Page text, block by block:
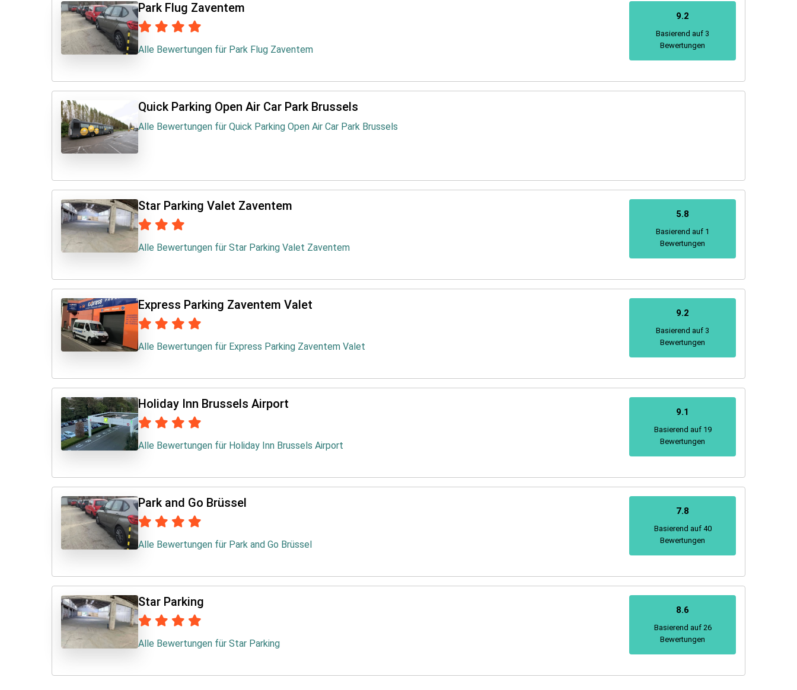
Park Flug Zaventem
Alle Bewertungen für Park Flug Zaventem
9.2
Basierend auf 3
Bewertungen
Quick Parking Open Air Car Park Brussels
Alle Bewertungen für Quick Parking Open Air Car Park Brussels
Star Parking Valet Zaventem
Alle Bewertungen für Star Parking Valet Zaventem
5.8
Basierend auf 1
Bewertungen
Express Parking Zaventem Valet
Alle Bewertungen für Express Parking Zaventem Valet
9.2
Basierend auf 3
Bewertungen
Holiday Inn Brussels Airport
Alle Bewertungen für Holiday Inn Brussels Airport
9.1
Basierend auf 19
Bewertungen
Park and Go Brüssel
Alle Bewertungen für Park and Go Brüssel
7.8
Basierend auf 40
Bewertungen
Star Parking
Alle Bewertungen für Star Parking
8.6
Basierend auf 26
Bewertungen